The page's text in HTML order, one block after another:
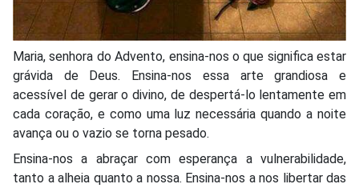
Maria, senhora do Advento, ensina-nos o que significa estar
grávida de Deus. Ensina-nos essa arte grandiosa e
acessível de gerar o divino, de despertá-lo lentamente em
cada coração, e como uma luz necessária quando a noite
avança ou o vazio se torna pesado.
Ensina-nos a abraçar com esperança a vulnerabilidade,
tanto a alheia quanto a nossa. Ensina-nos a nos libertar das